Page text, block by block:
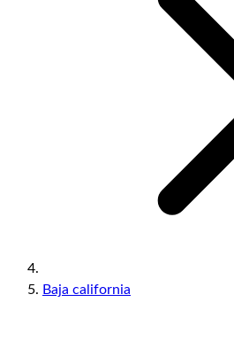
Baja california